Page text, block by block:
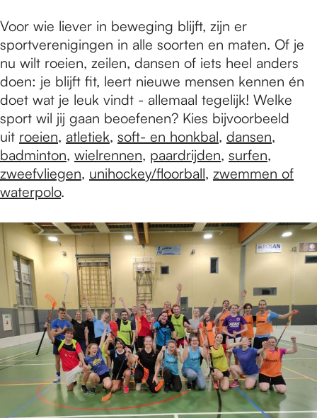
Voor wie liever in beweging blijft, zijn er
sportverenigingen in alle soorten en maten. Of je
nu wilt roeien, zeilen, dansen of iets heel anders
doen: je blijft fit, leert nieuwe mensen kennen én
doet wat je leuk vindt - allemaal tegelijk! Welke
sport wil jij gaan beoefenen? Kies bijvoorbeeld
uit roeien, atletiek, soft- en honkbal, dansen,
badminton, wielrennen, paardrijden, surfen,
zweefvliegen, unihockey/floorball, zwemmen of
waterpolo.